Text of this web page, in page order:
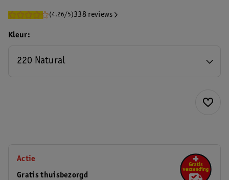
(4.26/5)338 reviews
Kleur
220 Natural
Actie
Gratis thuisbezorgd